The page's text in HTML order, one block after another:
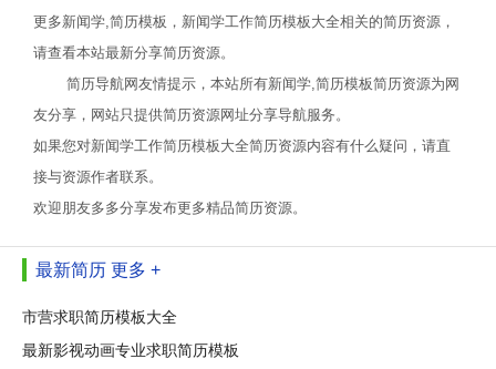
更多新闻学,简历模板，新闻学工作简历模板大全相关的简历资源，
请查看本站最新分享简历资源。
简历导航网友情提示，本站所有新闻学,简历模板简历资源为网
友分享，网站只提供简历资源网址分享导航服务。
如果您对新闻学工作简历模板大全简历资源内容有什么疑问，请直
接与资源作者联系。
欢迎朋友多多分享发布更多精品简历资源。
最新简历 更多 +
市营求职简历模板大全
最新影视动画专业求职简历模板